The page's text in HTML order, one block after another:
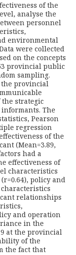
of the
analyse the
personnel
environmental
were collected
on the concepts
provincial public
sampling.
the provincial
strategic
The
Pearson
regression
of the
(Mean=3.89,
had a
effectiveness of
characteristics
policy and
relationships
and operation
in the
at the provincial
of the
the fact that